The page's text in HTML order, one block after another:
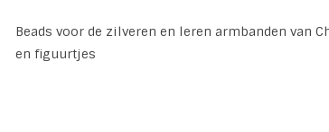
Beads voor de zilveren en leren armbanden van
en figuurtjes